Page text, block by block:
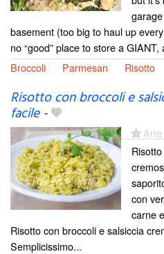
basement (too big to haul up
no “good” place to store a GIANT,
Broccoli
Parmesan Risotto
Risotto con broccoli e
facile-
con
carne
Risotto con broccoli e salsiccia
Semplicissimo...